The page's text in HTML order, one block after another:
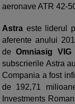
aeronave ATR 42-
Astra este liderul
aferente anului
deOmniasig VIG
subscrierile Astra
Compania a fost
de 192,71
Investments